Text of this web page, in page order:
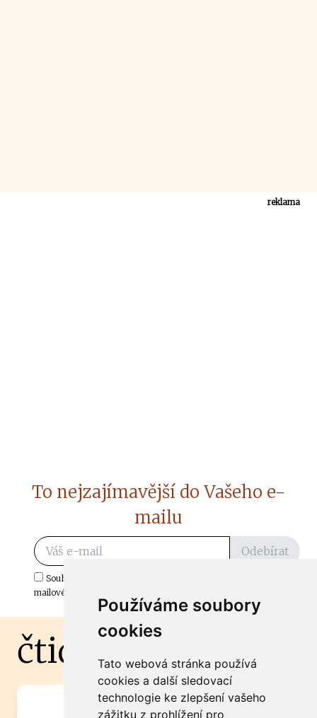
Používáme soubory
cookies
Tato webová stránka používá
cookies a další sledovací
technologie ke zlepšení vašeho
zážitku z prohlížení pro
reklama
To nejzajímavější do Vašeho e-
mailu
Odebírat
Souhlasím s odběrem důležitých zpráv ze ČtiDoma.cz do mé e-
mailové schránky.
čtidoma.cz
Máte zajímavou informaci? Chcete